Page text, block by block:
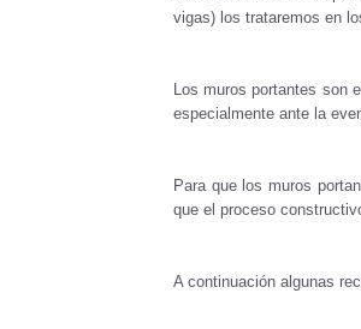
vigas) los trataremos en
Los muros portantes son
especialmente ante la
Para que los muros
que el proceso
A continuación algunas